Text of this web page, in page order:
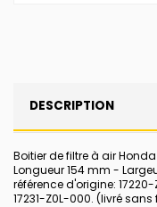
DESCRIPTION
Boitier de filtre à air Honda
Longueur 154 mm -
référence d'origine: 17220-
17231-Z0L-000. (livré sans